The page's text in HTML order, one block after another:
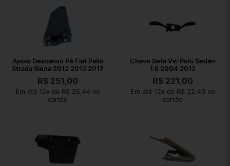
Apoio Descanso Pé Fiat Palio
Strada Siena 2012 2013 2017
R$251,00
Em até 12x de R$ 25,44 no
cartão
Chave Seta Vw Polo Sedan
1.6 2004 2012
R$221,00
Em até 12x de R$ 22,40 no
cartão